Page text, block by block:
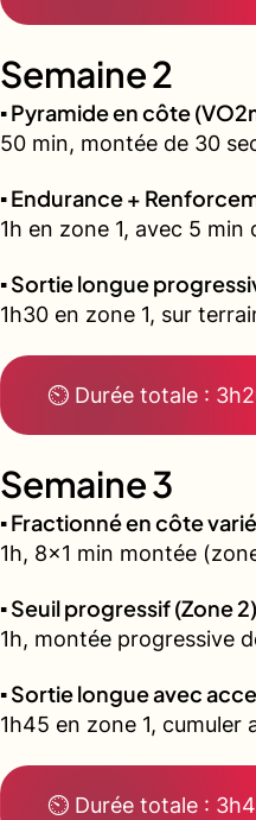
Semaine 2
▪️ Pyramide en côte
50 min, montée de 30
▪️ Endurance +
1h en zone 1, avec 5
▪️ Sortie longue
1h30 en zone 1, sur
⏲ Durée totale :
Semaine 3
▪️ Fractionné en côte
1h, 8x1 min montée
▪️ Seuil progressif (Zone 2)
1h, montée progressive
▪️ Sortie longue avec
1h45 en zone 1,
⏲ Durée totale :